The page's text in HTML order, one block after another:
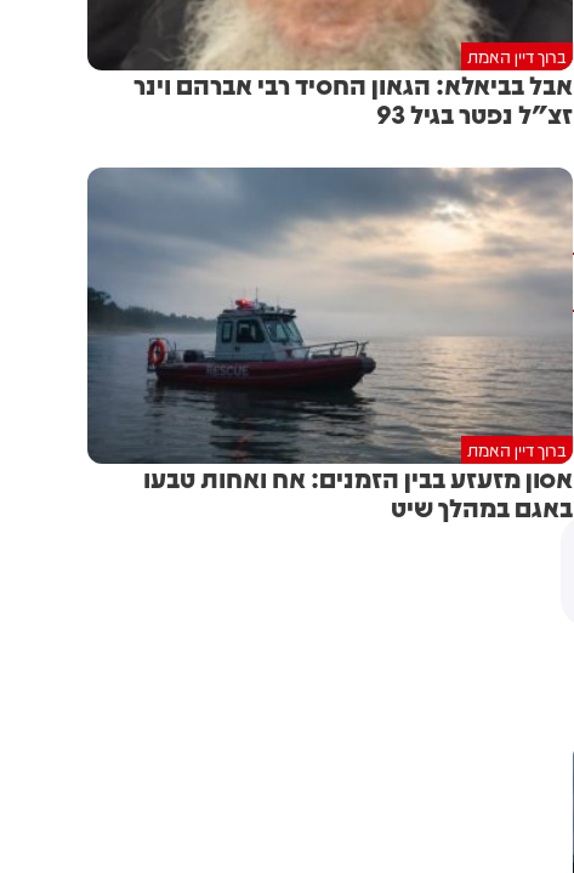
ברוך דיין האמת
אבל בביאלא: הגאון החסיד רבי אברהם וינר
זצ"ל נפטר בגיל 93
ברוך דיין האמת
אסון מזעזע בבין הזמנים: אח ואחות טבעו
באגם במהלך שיט